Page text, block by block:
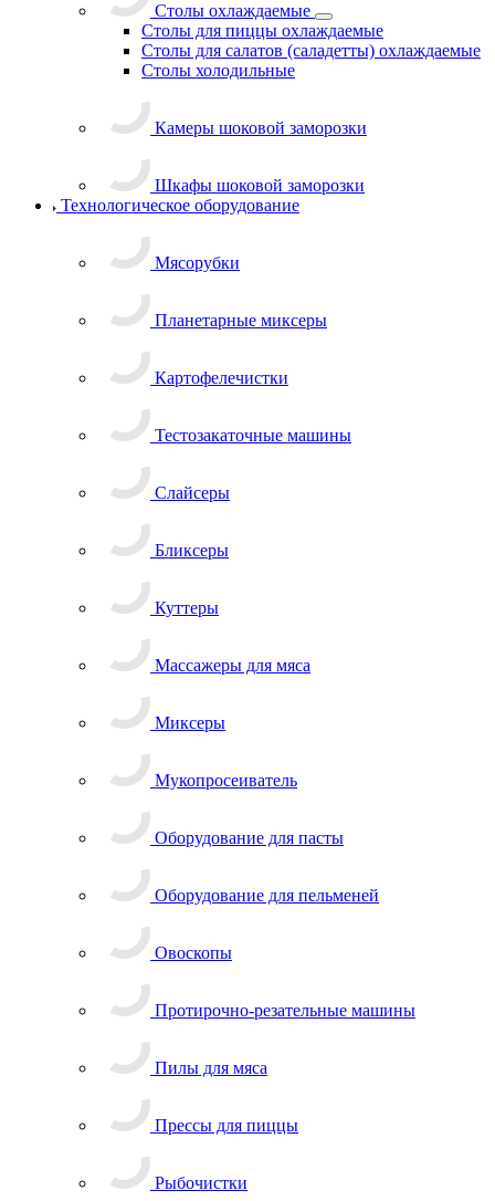
Столы охлаждаемые
Столы для пиццы охлаждаемые
Столы для салатов (саладетты) охлаждаемые
Столы холодильные
Камеры шоковой заморозки
Шкафы шоковой заморозки
Технологическое оборудование
Мясорубки
Планетарные миксеры
Картофелечистки
Тестозакаточные машины
Слайсеры
Бликсеры
Куттеры
Массажеры для мяса
Миксеры
Мукопросеиватель
Оборудование для пасты
Оборудование для пельменей
Овоскопы
Протирочно-резательные машины
Пилы для мяса
Прессы для пиццы
Рыбочистки